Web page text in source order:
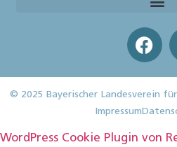
© 2025 Bayerischer Landesverein
Impressum
WordPress Cookie Plugin von